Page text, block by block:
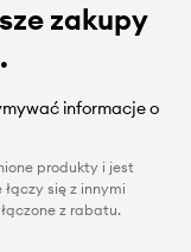
zakupy
informacje o
produkty i jest
się z innymi
z rabatu.